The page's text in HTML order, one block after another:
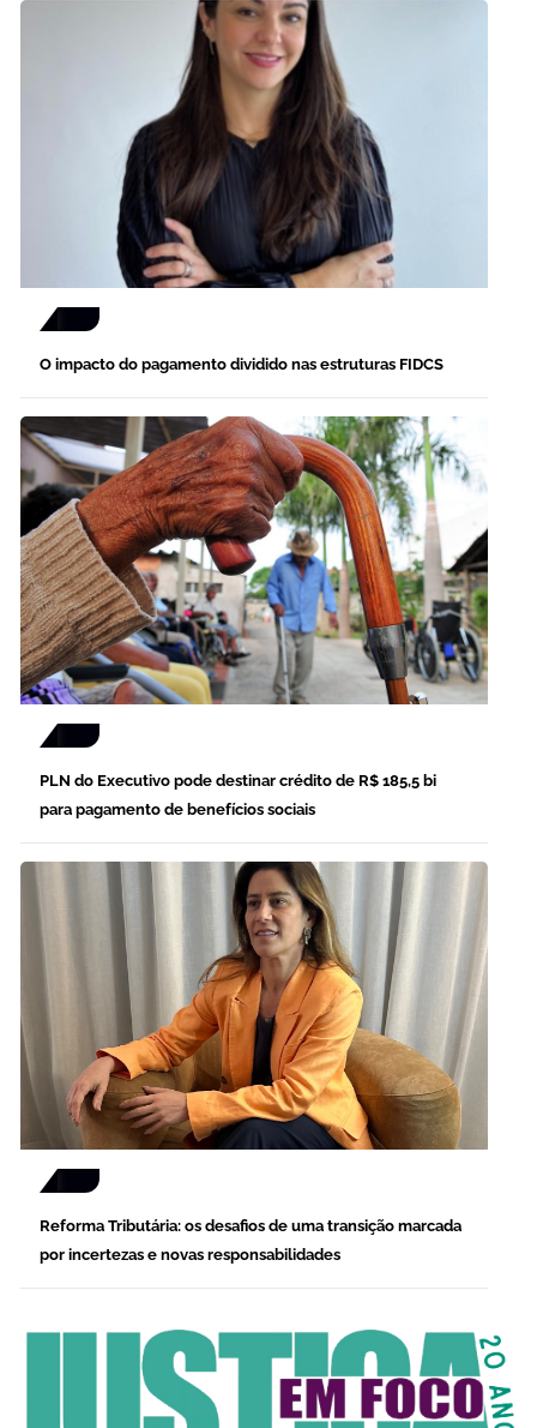
O impacto do pagamento dividido nas estruturas FIDCS
PLN do Executivo pode destinar crédito de R$ 185,5 bi
para pagamento de benefícios sociais
Reforma Tributária: os desafios de uma transição marcada
por incertezas e novas responsabilidades